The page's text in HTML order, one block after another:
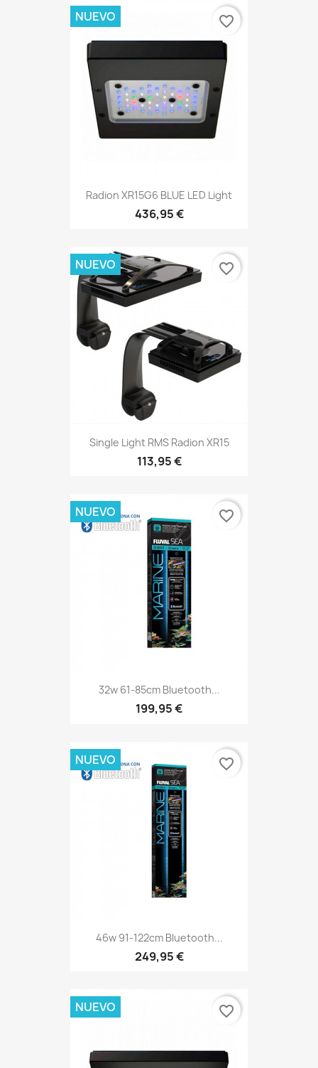
Radion XR15G6 BLUE LED Light
436,95 €
NUEVO favorite_border
Single Light RMS Radion XR15
113,95 €
NUEVO favorite_border
32w 61-85cm Bluetooth...
199,95 €
NUEVO favorite_border
46w 91-122cm Bluetooth...
249,95 €
NUEVO favorite_border
NUEVO favorite_border